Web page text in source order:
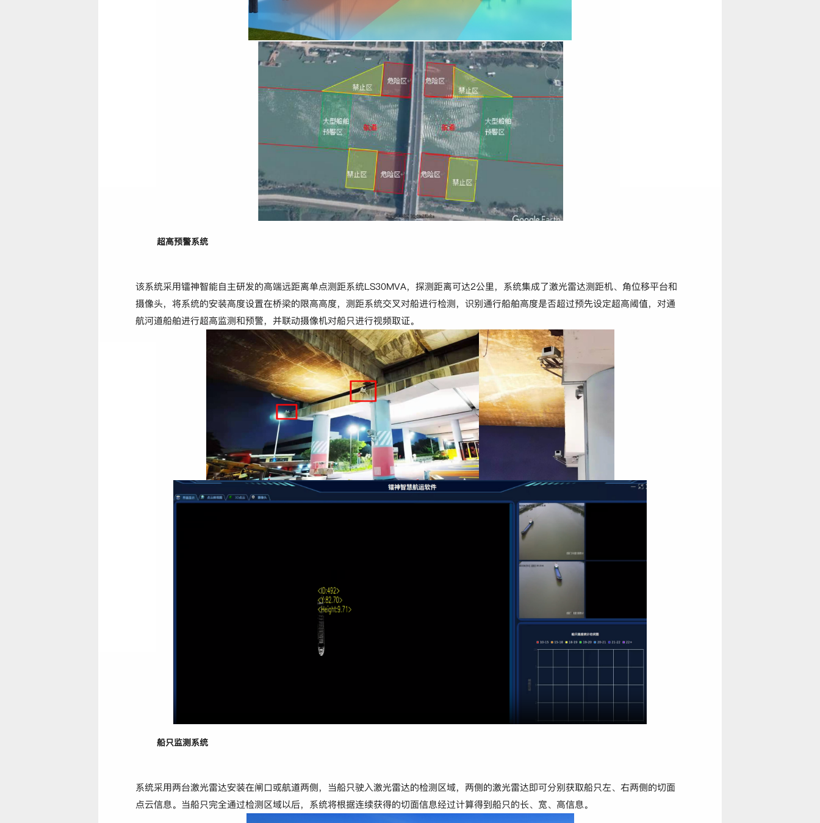
超高预警系统
该系统采用镭神智能自主研发的高端远距离单点测距系统LS30MVA，探测距离可达2公里，系统集成了激光雷达测距机、角位移平台和
摄像头，将系统的安装高度设置在桥梁的限高高度，测距系统交叉对船进行检测，识别通行船舶高度是否超过预先设定超高阈值，对通
航河道船舶进行超高监测和预警，并联动摄像机对船只进行视频取证。
船只监测系统
系统采用两台激光雷达安装在闸口或航道两侧，当船只驶入激光雷达的检测区域，两侧的激光雷达即可分别获取船只左、右两侧的切面
点云信息。当船只完全通过检测区域以后，系统将根据连续获得的切面信息经过计算得到船只的长、宽、高信息。